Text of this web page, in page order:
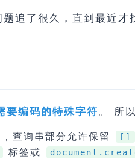
追了很久，直到最近才
要编码的特殊字符。 所以
查询串部分允许保留 []
标签或